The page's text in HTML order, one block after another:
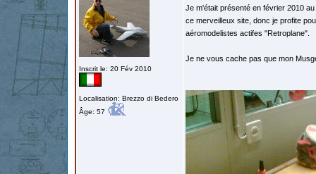
Inscrit le: 20 Fév 2010
Localisation: Brezzo di Bedero
Âge: 57
Je m'était présenté en février 2010
ce merveilleux site, donc je profite
aéromodelistes actifes "Retroplane".
Je ne vous cache pas que mon